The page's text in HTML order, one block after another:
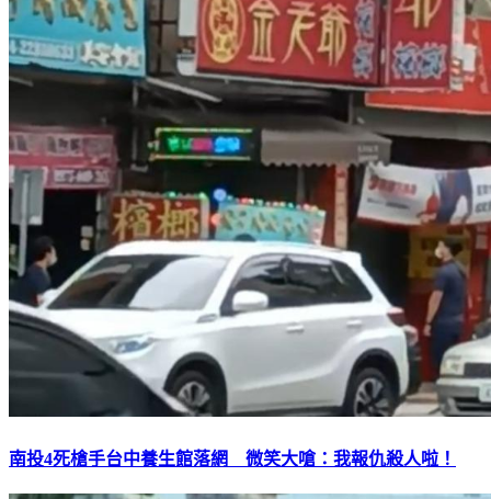
南投4死槍手台中養生館落網 微笑大嗆：我報仇殺人啦！